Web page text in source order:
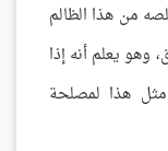
من هذا الظالم
وهو يعلم أنه إذا
هذا لمصلحة